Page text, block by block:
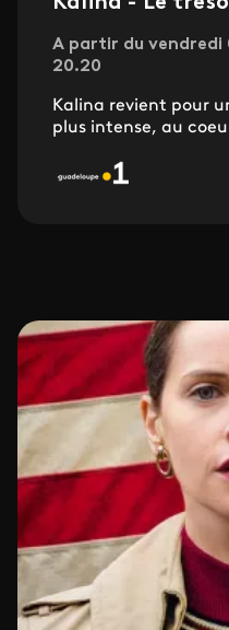
A partir du vendredi
20.20
Kalina revient pour
plus intense, au